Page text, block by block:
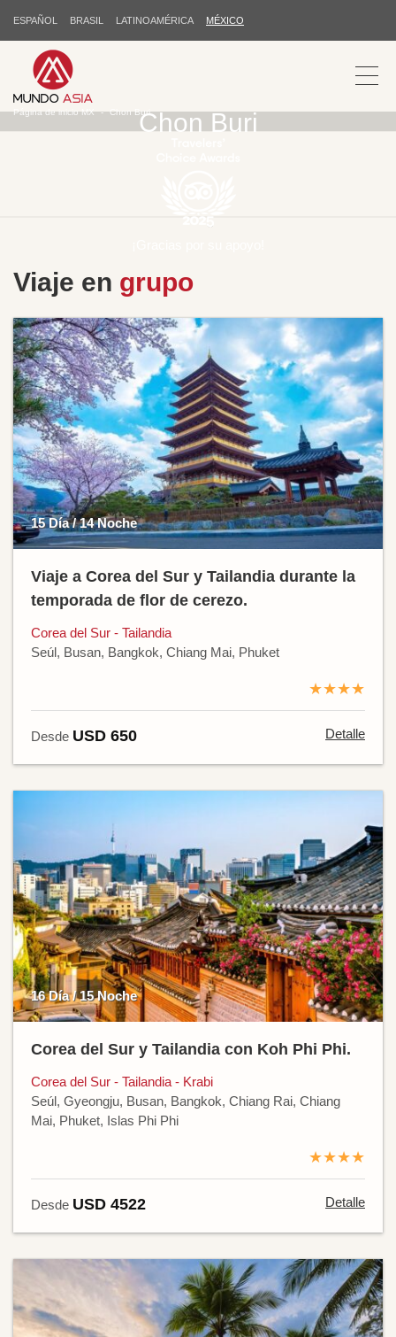
ESPAÑOL BRASIL LATINOAMÉRICA MÉXICO
Chon Buri
Página de inicio MX Chon Buri
Viaje en grupo
15 Día / 14 Noche
Viaje a Corea del Sur y Tailandia durante la
temporada de flor de cerezo.
Corea del Sur - Tailandia
Seúl, Busan, Bangkok, Chiang Mai, Phuket
★★★★
Desde USD 650 Detalle
16 Día / 15 Noche
Corea del Sur y Tailandia con Koh Phi Phi.
Corea del Sur - Tailandia - Krabi
Seúl, Gyeongju, Busan, Bangkok, Chiang Rai, Chiang
Mai, Phuket, Islas Phi Phi
★★★★
Desde USD 4522 Detalle